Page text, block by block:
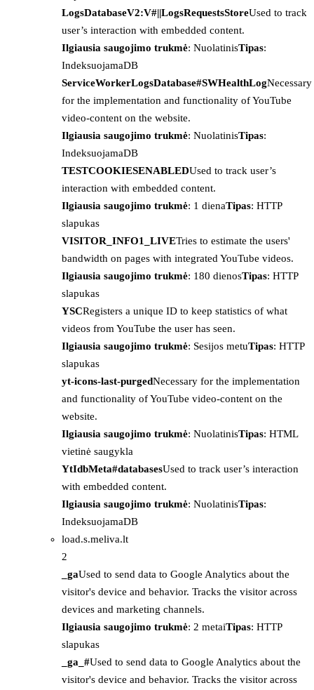
LogsDatabaseV2:V#||LogsRequestsStoreUsed to track
user’s interaction with embedded content.
Ilgiausia saugojimo trukmė: NuolatinisTipas:
IndeksuojamaDB
ServiceWorkerLogsDatabase#SWHealthLogNecessary
for the implementation and functionality of YouTube
video-content on the website.
Ilgiausia saugojimo trukmė: NuolatinisTipas:
IndeksuojamaDB
TESTCOOKIESENABLEDUsed to track user’s
interaction with embedded content.
Ilgiausia saugojimo trukmė: 1 dienaTipas: HTTP
slapukas
VISITOR_INFO1_LIVETries to estimate the users'
bandwidth on pages with integrated YouTube videos.
Ilgiausia saugojimo trukmė: 180 dienosTipas: HTTP
slapukas
YSCRegisters a unique ID to keep statistics of what
videos from YouTube the user has seen.
Ilgiausia saugojimo trukmė: Sesijos metuTipas: HTTP
slapukas
yt-icons-last-purgedNecessary for the implementation
and functionality of YouTube video-content on the
website.
Ilgiausia saugojimo trukmė: NuolatinisTipas: HTML
vietinė saugykla
YtIdbMeta#databasesUsed to track user’s interaction
with embedded content.
Ilgiausia saugojimo trukmė: NuolatinisTipas:
IndeksuojamaDB
load.s.meliva.lt
2
_gaUsed to send data to Google Analytics about the
visitor's device and behavior. Tracks the visitor across
devices and marketing channels.
Ilgiausia saugojimo trukmė: 2 metaiTipas: HTTP
slapukas
_ga_#Used to send data to Google Analytics about the
visitor's device and behavior. Tracks the visitor across